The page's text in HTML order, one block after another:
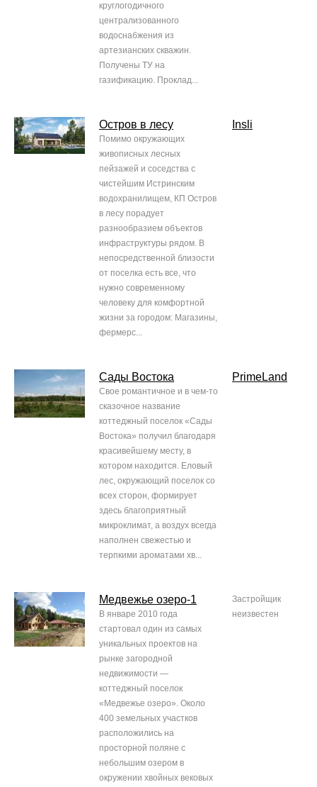
круглогодичного
централизованного
водоснабжения из
артезианских скважин.
Получены ТУ на
газификацию. Проклад...
Остров в лесу
Помимо окружающих
живописных лесных
пейзажей и соседства с
чистейшим Истринским
водохранилищем, КП Остров
в лесу порадует
разнообразием объектов
инфраструктуры рядом. В
непосредственной близости
от поселка есть все, что
нужно современному
человеку для комфортной
жизни за городом: Магазины,
фермерс...
Insli
Сады Востока
Свое романтичное и в чем-то
сказочное название
коттеджный поселок «Сады
Востока» получил благодаря
красивейшему месту, в
котором находится. Еловый
лес, окружающий поселок со
всех сторон, формирует
здесь благоприятный
микроклимат, а воздух всегда
наполнен свежестью и
терпкими ароматами хв...
PrimeLand
Медвежье озеро-1
В январе 2010 года
стартовал один из самых
уникальных проектов на
рынке загородной
недвижимости —
коттеджный поселок
«Медвежье озеро». Около
400 земельных участков
расположились на
просторной поляне с
небольшим озером в
окружении хвойных вековых
Застройщик
неизвестен